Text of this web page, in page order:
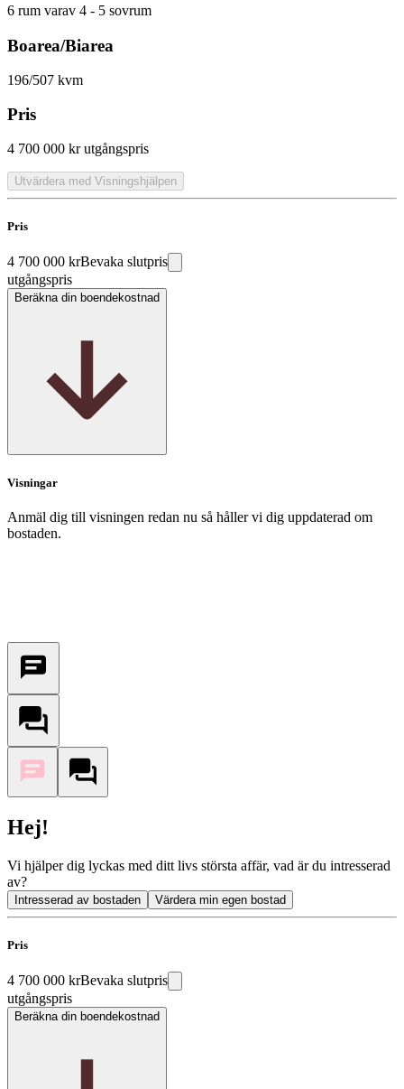
6 rum varav 4 - 5 sovrum
Boarea/Biarea
196/507 kvm
Pris
4 700 000 kr utgångspris
Utvärdera med Visningshjälpen
Pris
4 700 000 krBevaka slutpris
utgångspris
Beräkna din boendekostnad
Visningar
Anmäl dig till visningen redan nu så håller vi dig uppdaterad om
bostaden.
Hej!
Vi hjälper dig lyckas med ditt livs största affär, vad är du intresserad
av?
Intresserad av bostaden Värdera min egen bostad
Pris
4 700 000 krBevaka slutpris
utgångspris
Beräkna din boendekostnad